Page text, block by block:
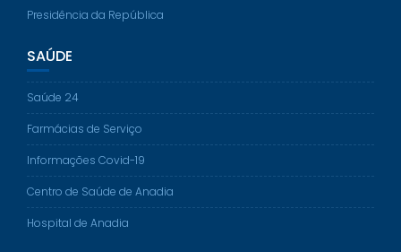
Presidência da República
SAÚDE
Saúde 24
Farmácias de Serviço
Informações Covid-19
Centro de Saúde de Anadia
Hospital de Anadia